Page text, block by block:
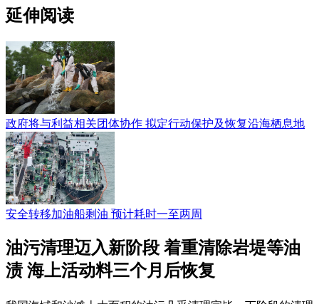
延伸阅读
政府将与利益相关团体协作 拟定行动保护及恢复沿海栖息地
安全转移加油船剩油 预计耗时一至两周
油污清理迈入新阶段 着重清除岩堤等油
渍 海上活动料三个月后恢复